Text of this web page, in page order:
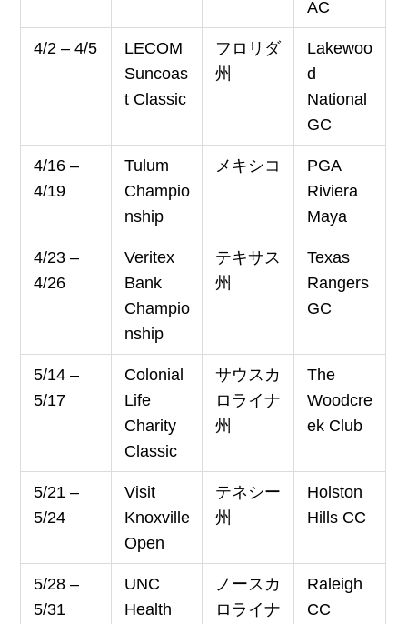
AC
4/2 – 4/5
LECOM
Suncoas
t Classic
フロリダ
州
Lakewoo
d
National
GC
4/16 –
4/19
Tulum
Champio
nship
メキシコ
PGA
Riviera
Maya
4/23 –
4/26
Veritex
Bank
Champio
nship
テキサス
州
Texas
Rangers
GC
5/14 –
5/17
Colonial
Life
Charity
Classic
サウスカ
ロライナ
州
The
Woodcre
ek Club
5/21 –
5/24
Visit
Knoxville
Open
テネシー
州
Holston
Hills CC
5/28 –
5/31
UNC
Health
ノースカ
ロライナ
Raleigh
CC